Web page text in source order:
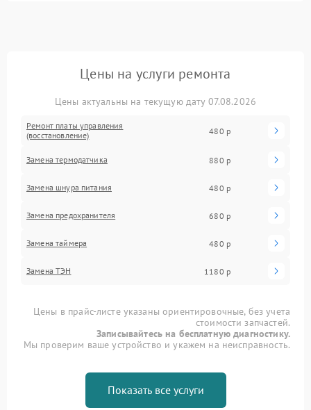
Цены на услуги ремонта
Цены актуальны на текущую дату 07.08.2026
Ремонт платы управления
(восстановление)
480 р
Замена термодатчика 880 р
Замена шнура питания 480 р
Замена предохранителя 680 р
Замена таймера 480 р
Замена ТЭН 1180 р
Цены в прайс-листе указаны ориентировочные, без учета
стоимости запчастей.
Записывайтесь на бесплатную диагностику.
Мы проверим ваше устройство и укажем на неисправность.
Показать все услуги